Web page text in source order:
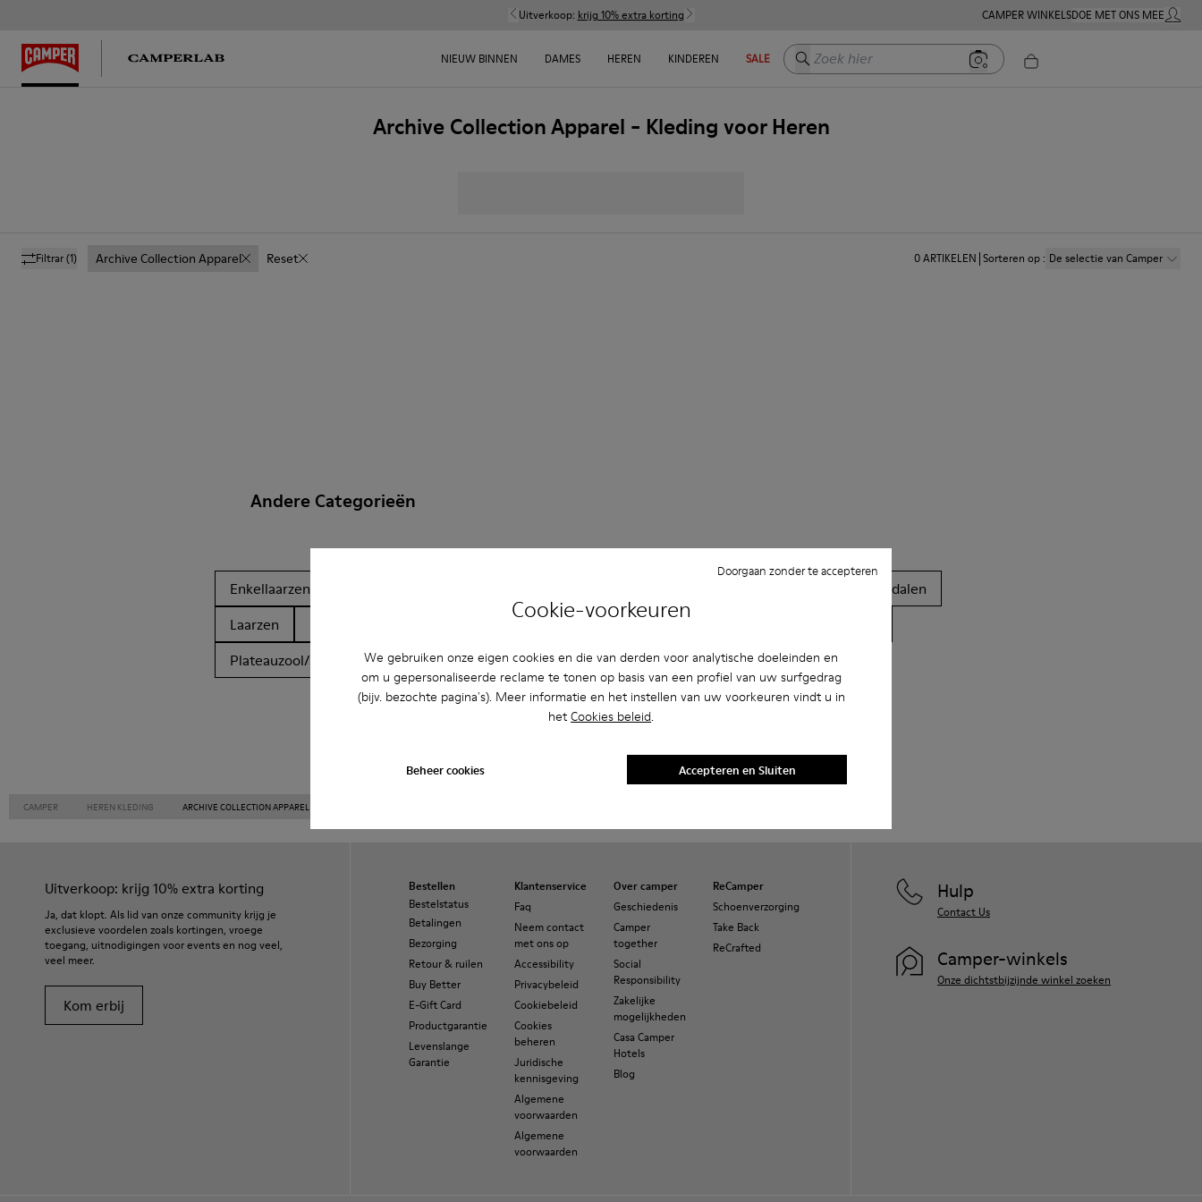
Cookie-voorkeuren
We gebruiken onze eigen cookies en die van derden voor analytische doeleinden en
om u gepersonaliseerde reclame te tonen op basis van een profiel van uw surfgedrag
(bijv. bezochte pagina's). Meer informatie en het instellen van uw voorkeuren vindt u in
het Cookies beleid.
Beheer cookies
Doorgaan zonder te accepteren
Accepteren en Sluiten
Uitverkoop: krijg 10% extra korting CAMPER WINKELSDOE MET ONS MEEMIJN
NIEUW BINNEN DAMES HEREN KINDEREN SALE Zoek hier
Archive Collection Apparel - Kleding voor Heren
Filtrar(1) Archive Collection Apparel Reset 0ARTIKELEN Sorteren op: De selectie van Camper
Andere Categorieën
Enkellaarzen
Sandalen
Laarzen
Plateauzool/Sleehak
Hakken
CAMPER HEREN KLEDING ARCHIVE COLLECTION APPAREL KLEDING VOOR HEREN
Uitverkoop: krijg 10% extra korting
Ja, dat klopt. Als lid van onze community krijg je
exclusieve voordelen zoals kortingen, vroege
toegang, uitnodigingen voor events en nog veel,
veel meer.
Kom erbij
Bestellen
Bestelstatus
Betalingen
Bezorging
Retour & ruilen
Buy Better
E-Gift Card
Productgarantie
Levenslange
Garantie
Klantenservice
Faq
Neem contact
met ons op
Accessibility
Privacybeleid
Cookiebeleid
Cookies
beheren
Juridische
kennisgeving
Algemene
voorwaarden
Algemene
voorwaarden
Over camper
Geschiedenis
Camper
together
Social
Responsibility
Zakelijke
mogelijkheden
Casa Camper
Hotels
Blog
ReCamper
Schoenverzorging
Take Back
ReCrafted
Hulp
Contact Us
Camper-winkels
Onze dichtstbijzijnde winkel zoeken